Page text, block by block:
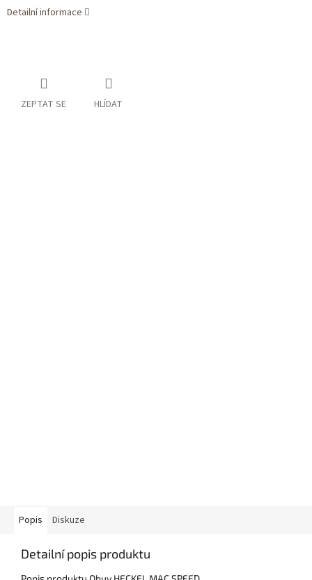
Detailní informace
ZEPTAT SE HLÍDAT
Popis Diskuze
Detailní popis produktu